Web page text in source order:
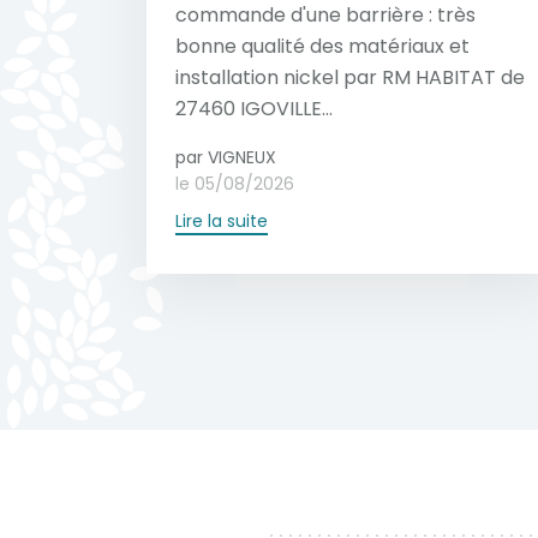
commande d'une barrière : très
bonne qualité des matériaux et
installation nickel par RM HABITAT de
27460 IGOVILLE...
par VIGNEUX
le 05/08/2026
Lire la suite